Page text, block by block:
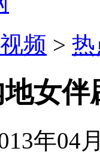
频 >
女
年04